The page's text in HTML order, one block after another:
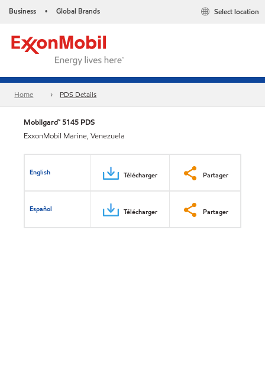
Business • Global Brands Select location
Home PDS Details
Mobilgard™ 5145 PDS
ExxonMobil Marine, Venezuela
English Télécharger Partager
Español Télécharger Partager